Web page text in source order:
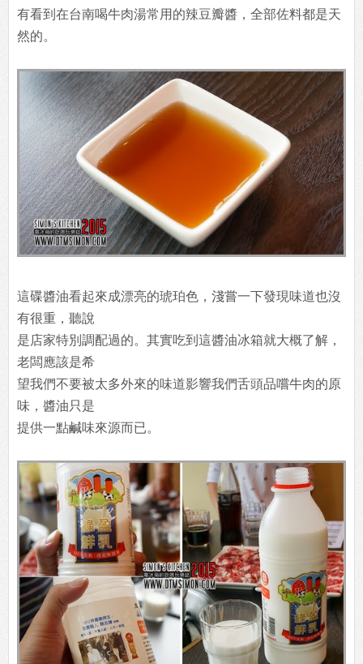
有看到在台南喝牛肉湯常用的辣豆瓣醬，全部佐料都是天
然的。
這碟醬油看起來成漂亮的琥珀色，淺嘗一下發現味道也沒
有很重，聽說
是店家特別調配過的。其實吃到這醬油冰箱就大概了解，
老闆應該是希
望我們不要被太多外來的味道影響我們舌頭品嚐牛肉的原
味，醬油只是
提供一點鹹味來源而已。